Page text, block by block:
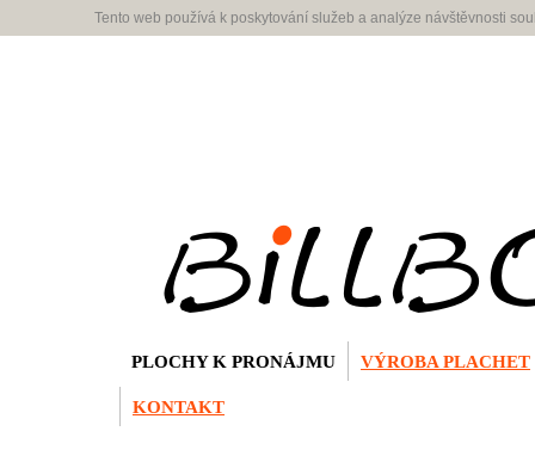
Tento web používá k poskytování služeb a analýze návštěvnosti
PLOCHY K PRONÁJMU VÝROBA PLACHET
KONTAKT